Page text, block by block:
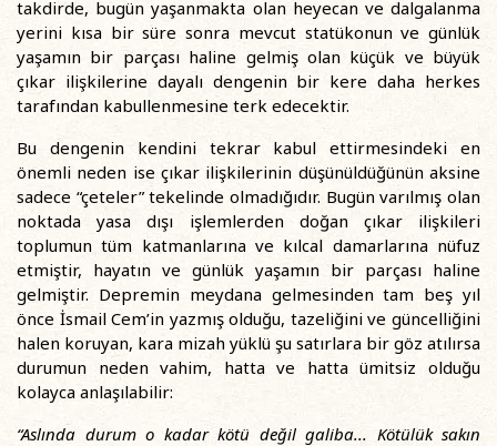
takdirde, bugün yaşanmakta olan heyecan ve dalgalanma
yerini kısa bir süre sonra mevcut statükonun ve günlük
yaşamın bir parçası haline gelmiş olan küçük ve büyük
çıkar ilişkilerine dayalı dengenin bir kere daha herkes
tarafından kabullenmesine terk edecektir.
Bu dengenin kendini tekrar kabul ettirmesindeki en
önemli neden ise çıkar ilişkilerinin düşünüldüğünün aksine
sadece “çeteler” tekelinde olmadığıdır. Bugün varılmış olan
noktada yasa dışı işlemlerden doğan çıkar ilişkileri
toplumun tüm katmanlarına ve kılcal damarlarına nüfuz
etmiştir, hayatın ve günlük yaşamın bir parçası haline
gelmiştir. Depremin meydana gelmesinden tam beş yıl
önce İsmail Cem’in yazmış olduğu, tazeliğini ve güncelliğini
halen koruyan, kara mizah yüklü şu satırlara bir göz atılırsa
durumun neden vahim, hatta ve hatta ümitsiz olduğu
kolayca anlaşılabilir:
“Aslında durum o kadar kötü değil galiba... Kötülük sakın